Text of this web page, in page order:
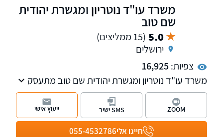
משרד עו"ד נוטריון ומגשרת יהודית
שם טוב
5.0 (15 ממליצים)
ירושלים
צפיות:16,925
משרד עו"ד נוטריון ומגשרת יהודית שם טוב מתעסק
בדיני משפחה, גירושין, חלוקת רכוש, ייפוי כח
מתמשך ומקרקעין. לכל מחלקה במשרד עו"ד
ייעודי שמתמקצע בתחום מסוים. בנוסף, המשרד
מספק שירותי תרגום מרוסית לעברית.
חייגו אלי055-4532786
ZOOM SMS ישיר ייעוץ אישי